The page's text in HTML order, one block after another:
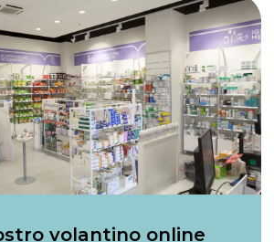
volantino online